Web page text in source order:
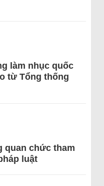
làm nhục quốc
từ Tổng thống
quan chức tham
luật